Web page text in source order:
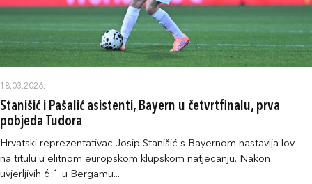
18.03.2026.
Stanišić i Pašalić asistenti, Bayern u četvrtfinalu, prva
pobjeda Tudora
Hrvatski reprezentativac Josip Stanišić s Bayernom nastavlja lov
na titulu u elitnom europskom klupskom natjecanju. Nakon
uvjerljivih 6:1 u Bergamu...